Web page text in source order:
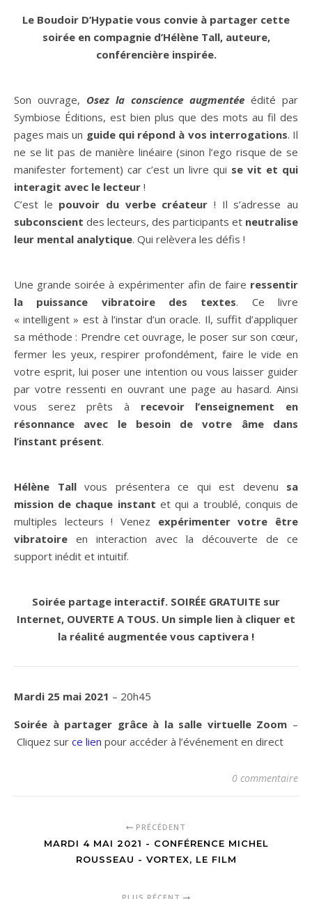
Le Boudoir D’Hypatie vous convie à partager cette
soirée en compagnie d’Hélène Tall, auteure,
conférencière inspirée.
Son ouvrage, Osez la conscience augmentée édité par
Symbiose Éditions, est bien plus que des mots au fil des
pages mais un guide qui répond à vos interrogations. Il
ne se lit pas de manière linéaire (sinon l’ego risque de se
manifester fortement) car c’est un livre qui se vit et qui
interagit avec le lecteur !
C’est le pouvoir du verbe créateur ! Il s’adresse au
subconscient des lecteurs, des participants et neutralise
leur mental analytique. Qui relèvera les défis !
Une grande soirée à expérimenter afin de faire ressentir
la puissance vibratoire des textes. Ce livre
« intelligent » est à l’instar d’un oracle. Il, suffit d’appliquer
sa méthode : Prendre cet ouvrage, le poser sur son cœur,
fermer les yeux, respirer profondément, faire le vide en
votre esprit, lui poser une intention ou vous laisser guider
par votre ressenti en ouvrant une page au hasard. Ainsi
vous serez prêts à recevoir l’enseignement en
résonnance avec le besoin de votre âme dans
l’instant présent.
Hélène Tallvous présentera ce qui est devenu sa
mission de chaque instant et qui a troublé, conquis de
multiples lecteurs ! Venez expérimenter votre être
vibratoire en interaction avec la découverte de ce
support inédit et intuitif.
Soirée partage interactif. SOIRÉE GRATUITE sur
Internet, OUVERTE A TOUS. Un simple lien à cliquer et
la réalité augmentée vous captivera !
Mardi 25 mai 2021 – 20h45
Soirée à partager grâce à la salle virtuelle Zoom –
Cliquez sur ce lien pour accéder à l’événement en direct
0 commentaire
PRÉCÉDENT
MARDI 4 MAI 2021 - CONFÉRENCE MICHEL
ROUSSEAU - VORTEX, LE FILM